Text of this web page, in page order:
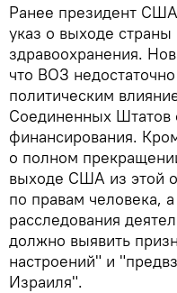
Ранее президент
указ о выходе
здравоохранения.
что ВОЗ
политическим
Соединенных
финансирования.
о полном
выходе США из этой
по правам человека,
расследования
должно выявить
настроений" и
Израиля".